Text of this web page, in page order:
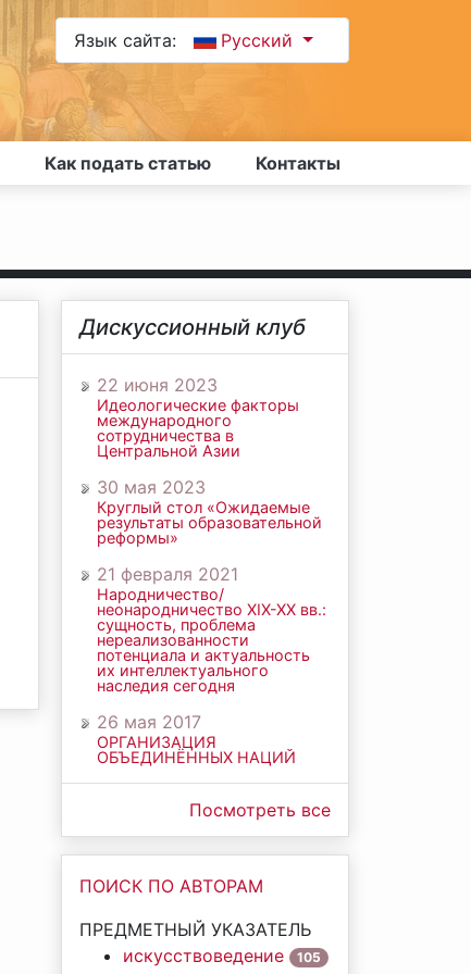
Язык сайта: Русский
Как подать статью Контакты
Дискуссионный клуб
22 июня 2023
Идеологические факторы
международного
сотрудничества в
Центральной Азии
30 мая 2023
Круглый стол «Ожидаемые
результаты образовательной
реформы»
21 февраля 2021
Народничество/
неонародничество ХIХ-ХХ вв.:
сущность, проблема
нереализованности
потенциала и актуальность
их интеллектуального
наследия сегодня
26 мая 2017
ОРГАНИЗАЦИЯ
ОБЪЕДИНЁННЫХ НАЦИЙ
Посмотреть все
ПОИСК ПО АВТОРАМ
ПРЕДМЕТНЫЙ УКАЗАТЕЛЬ
искусствоведение
105